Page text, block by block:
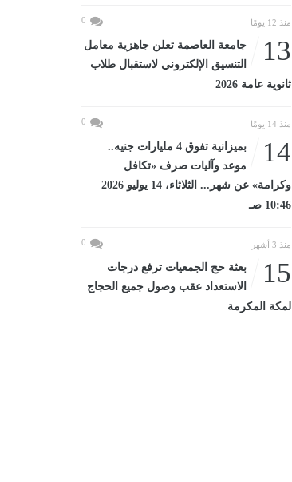
منذ 12 يومًا 0
13
جامعة العاصمة تعلن جاهزية معامل
التنسيق الإلكتروني لاستقبال طلاب
ثانوية عامة 2026
منذ 14 يومًا 0
14
بميزانية تفوق 4 مليارات جنيه..
موعد وآليات صرف «تكافل
وكرامة» عن شهر... الثلاثاء، 14 يوليو 2026
10:46 صـ
منذ 3 أشهر 0
15
بعثة حج الجمعيات ترفع درجات
الاستعداد عقب وصول جميع الحجاج
لمكة المكرمة